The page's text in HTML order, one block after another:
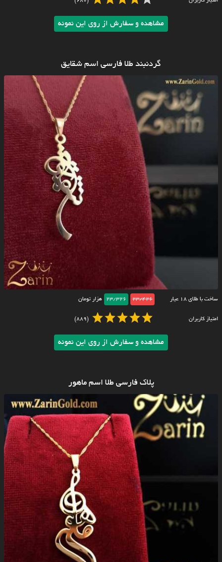
مشاهده و سفارش از روی این نمونه
گردنبند طلا فارسی اسم شقایق
ساخت با طلای ۱۸ عیار 23/426
23/326 هزار تومان
امتیاز کاربران (889)
مشاهده و سفارش از روی این نمونه
پلاک فارسی طلا اسم ماهور